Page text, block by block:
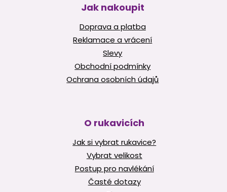
Jak nakoupit
Doprava a platba
Reklamace a vrácení
Slevy
Obchodní podmínky
Ochrana osobních údajů
O rukavicích
Jak si vybrat rukavice?
Vybrat velikost
Postup pro navlékání
Časté dotazy